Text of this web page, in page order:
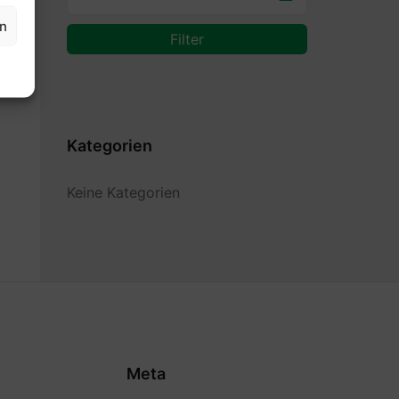
Filter
Kategorien
Keine Kategorien
Meta